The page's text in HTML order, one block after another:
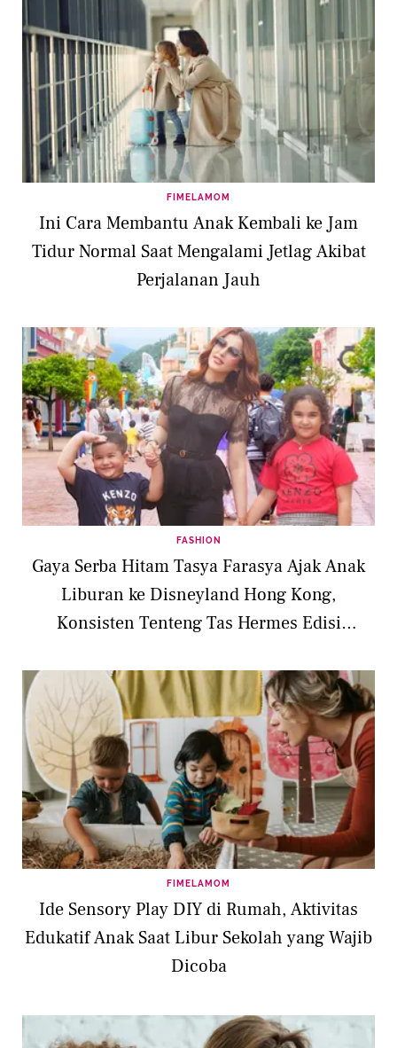
FIMELAMOM
Ini Cara Membantu Anak Kembali ke Jam
Tidur Normal Saat Mengalami Jetlag Akibat
Perjalanan Jauh
FASHION
Gaya Serba Hitam Tasya Farasya Ajak Anak
Liburan ke Disneyland Hong Kong,
Konsisten Tenteng Tas Hermes Edisi
FIMELAMOM
Ide Sensory Play DIY di Rumah, Aktivitas
Edukatif Anak Saat Libur Sekolah yang Wajib
Dicoba